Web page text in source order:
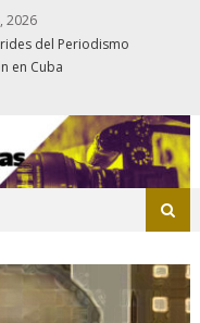
2026
del Periodismo
en Cuba